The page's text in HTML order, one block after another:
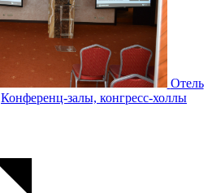
Отель
Конференц-залы, конгресс-холлы